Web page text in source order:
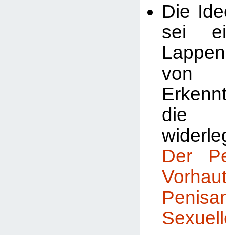
Die
sei
die
Der